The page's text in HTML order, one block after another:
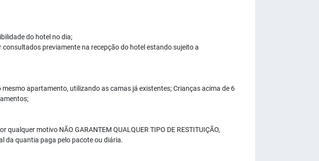
do hotel no dia;
previamente na recepção do hotel estando sujeito a
apartamento, utilizando as camas já existentes; Crianças acima de 6
motivo NÃO GARANTEM QUALQUER TIPO DE RESTITUIÇÃO,
da quantia paga pelo pacote ou diária.